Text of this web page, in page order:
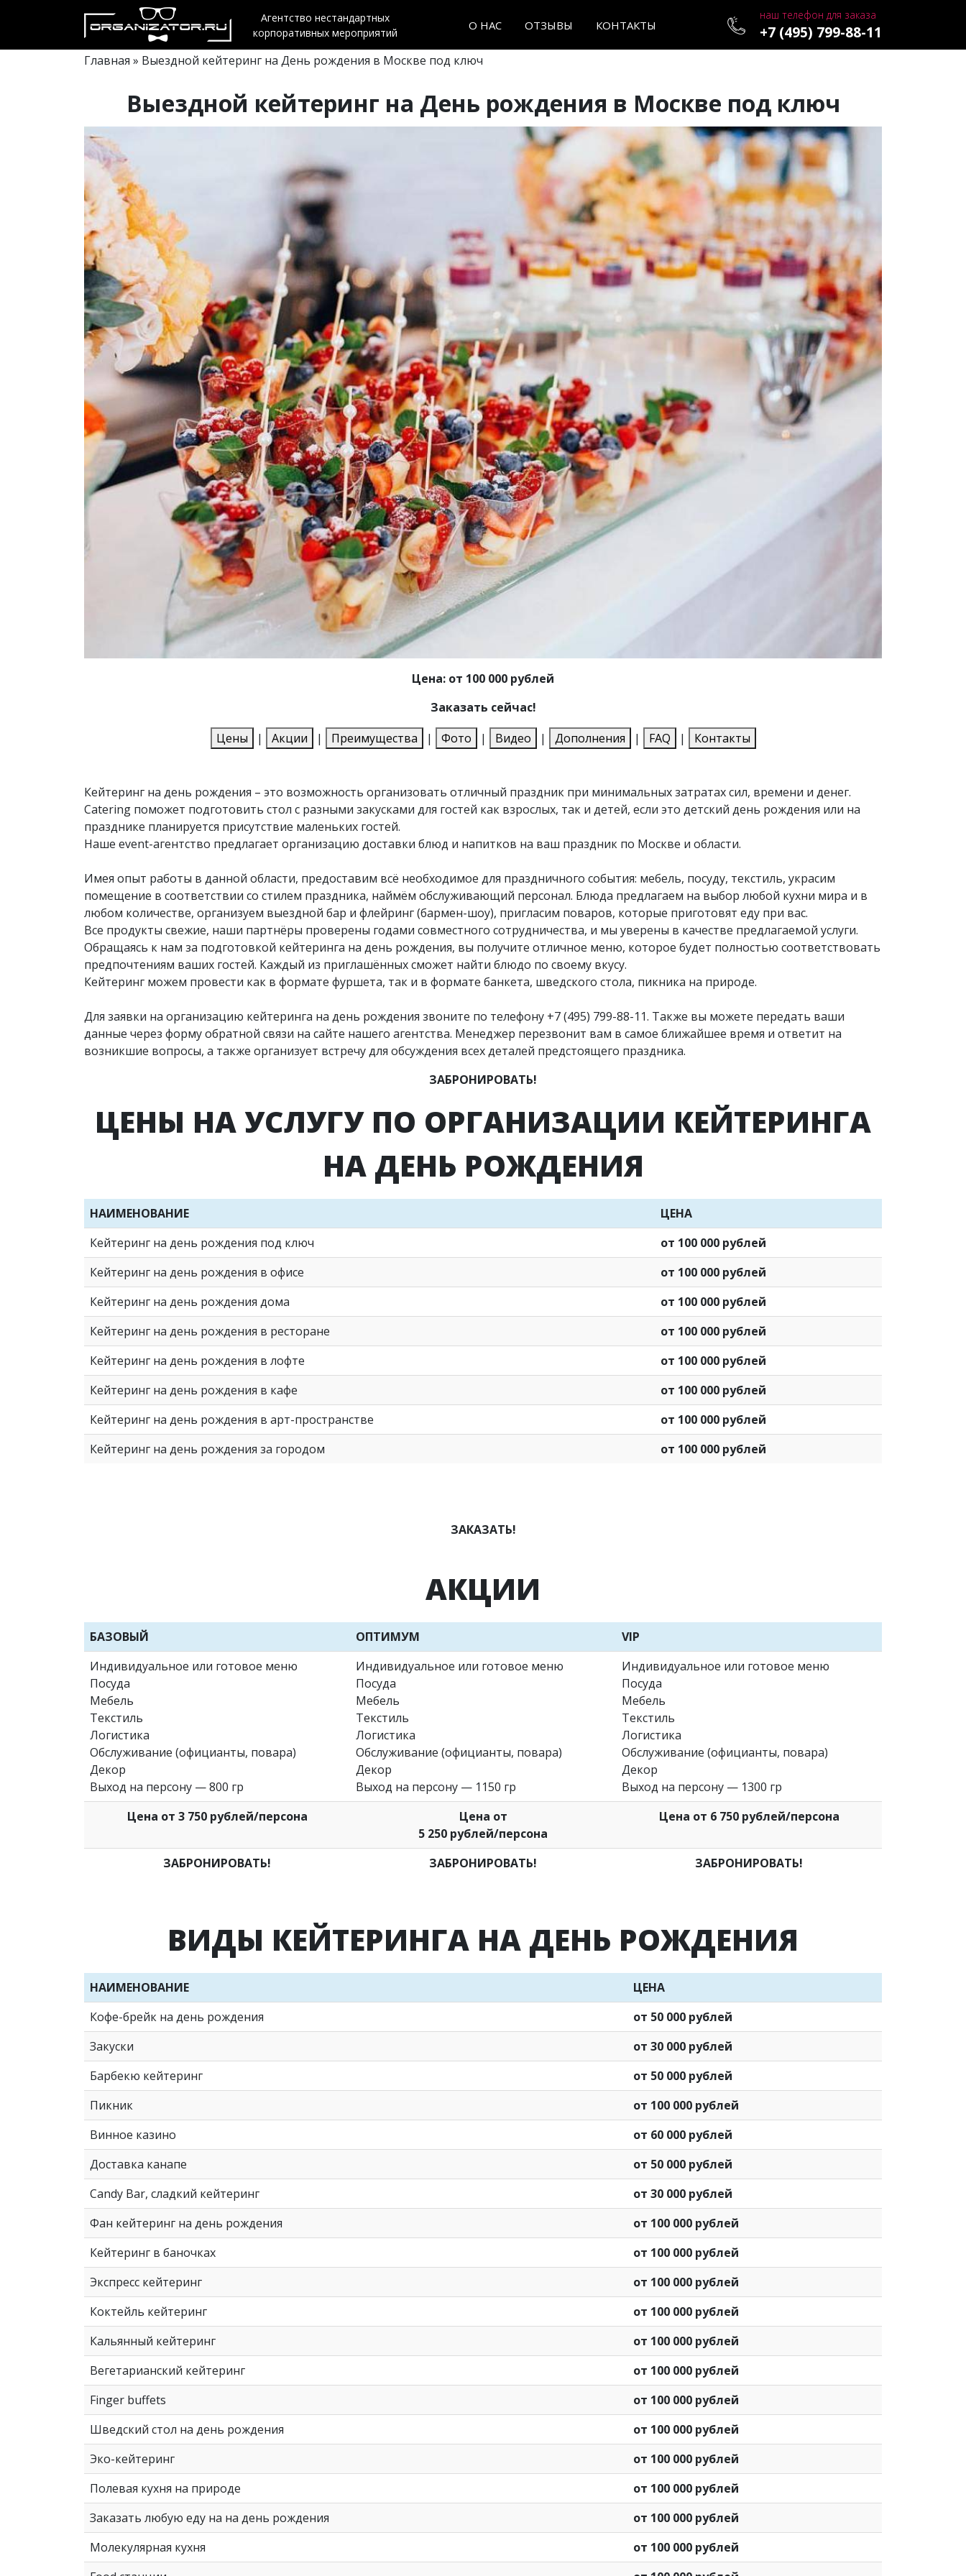
Агентство нестандартных
корпоративных мероприятий
О НАС ОТЗЫВЫ КОНТАКТЫ
наш телефон для заказа
+7 (495) 799-88-11
Главная » Выездной кейтеринг на День рождения в Москве под ключ
Выездной кейтеринг на День рождения в Москве под ключ
Цена: от 100 000 рублей
Заказать сейчас!
Цены
| Акции | Преимущества | Фото | Видео | Дополнения | FAQ | Контакты
Кейтеринг на день рождения – это возможность организовать отличный праздник при минимальных затратах сил, времени и денег.
Catering поможет подготовить стол с разными закусками для гостей как взрослых, так и детей, если это детский день рождения или на
празднике планируется присутствие маленьких гостей.
Наше event-агентство предлагает организацию доставки блюд и напитков на ваш праздник по Москве и области.
Имея опыт работы в данной области, предоставим всё необходимое для праздничного события: мебель, посуду, текстиль, украсим
помещение в соответствии со стилем праздника, наймём обслуживающий персонал. Блюда предлагаем на выбор любой кухни мира и в
любом количестве, организуем выездной бар и флейринг (бармен-шоу), пригласим поваров, которые приготовят еду при вас.
Все продукты свежие, наши партнёры проверены годами совместного сотрудничества, и мы уверены в качестве предлагаемой услуги.
Обращаясь к нам за подготовкой кейтеринга на день рождения, вы получите отличное меню, которое будет полностью соответствовать
предпочтениям ваших гостей. Каждый из приглашённых сможет найти блюдо по своему вкусу.
Кейтеринг можем провести как в формате фуршета, так и в формате банкета, шведского стола, пикника на природе.
Для заявки на организацию кейтеринга на день рождения звоните по телефону +7 (495) 799-88-11. Также вы можете передать ваши
данные через форму обратной связи на сайте нашего агентства. Менеджер перезвонит вам в самое ближайшее время и ответит на
возникшие вопросы, а также организует встречу для обсуждения всех деталей предстоящего праздника.
ЗАБРОНИРОВАТЬ!
ЦЕНЫ НА УСЛУГУ ПО ОРГАНИЗАЦИИ КЕЙТЕРИНГА
НА ДЕНЬ РОЖДЕНИЯ
НАИМЕНОВАНИЕ
ЦЕНА
Кейтеринг на день рождения под ключ
от 100 000 рублей
Кейтеринг на день рождения в офисе
от 100 000 рублей
Кейтеринг на день рождения дома
от 100 000 рублей
Кейтеринг на день рождения в ресторане
от 100 000 рублей
Кейтеринг на день рождения в лофте
от 100 000 рублей
Кейтеринг на день рождения в кафе
от 100 000 рублей
Кейтеринг на день рождения в арт-пространстве
от 100 000 рублей
Кейтеринг на день рождения за городом
от 100 000 рублей
ЗАКАЗАТЬ!
АКЦИИ
БАЗОВЫЙ ОПТИМУМ
VIP
Индивидуальное или готовое меню
Посуда
Мебель
Текстиль
Логистика
Обслуживание (официанты, повара)
Декор
Выход на персону — 800 гр
Индивидуальное или готовое меню
Посуда
Мебель
Текстиль
Логистика
Обслуживание (официанты, повара)
Декор
Выход на персону — 1150 гр
Индивидуальное или готовое меню
Посуда
Мебель
Текстиль
Логистика
Обслуживание (официанты, повара)
Декор
Выход на персону — 1300 гр
Цена от 3 750 рублей/персона
Цена от
5 250 рублей/персона
Цена от 6 750 рублей/персона
ЗАБРОНИРОВАТЬ! ЗАБРОНИРОВАТЬ! ЗАБРОНИРОВАТЬ!
ВИДЫ КЕЙТЕРИНГА НА ДЕНЬ РОЖДЕНИЯ
НАИМЕНОВАНИЕ
ЦЕНА
Кофе-брейк на день рождения
от 50 000 рублей
Закуски
от 30 000 рублей
Барбекю кейтеринг
от 50 000 рублей
Пикник
от 100 000 рублей
Винное казино
от 60 000 рублей
Доставка канапе
от 50 000 рублей
Candy Bar, сладкий кейтеринг
от 30 000 рублей
Фан кейтеринг на день рождения
от 100 000 рублей
Кейтеринг в баночках
от 100 000 рублей
Экспресс кейтеринг
от 100 000 рублей
Коктейль кейтеринг
от 100 000 рублей
Кальянный кейтеринг
от 100 000 рублей
Вегетарианский кейтеринг
от 100 000 рублей
Finger buffets
от 100 000 рублей
Шведский стол на день рождения
от 100 000 рублей
Эко-кейтеринг
от 100 000 рублей
Полевая кухня на природе
от 100 000 рублей
Заказать любую еду на на день рождения
от 100 000 рублей
Молекулярная кухня
от 100 000 рублей